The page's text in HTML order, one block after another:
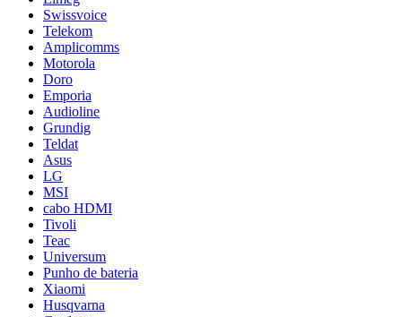
Swissvoice
Telekom
Amplicomms
Motorola
Doro
Emporia
Audioline
Grundig
Teldat
Asus
LG
MSI
cabo HDMI
Tivoli
Teac
Universum
Punho de bateria
Xiaomi
Husqvarna